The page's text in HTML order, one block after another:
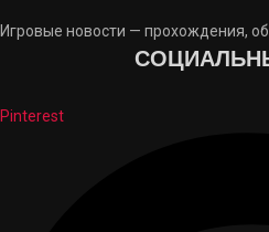
Игровые новости — прохождения,
Pinterest